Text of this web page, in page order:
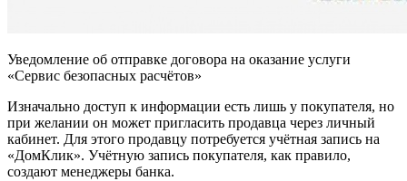
Уведомление об отправке договора на оказание услуги
«Сервис безопасных расчётов»
Изначально доступ к информации есть лишь у покупателя, но
при желании он может пригласить продавца через личный
кабинет. Для этого продавцу потребуется учётная запись на
«ДомКлик». Учётную запись покупателя, как правило,
создают менеджеры банка.